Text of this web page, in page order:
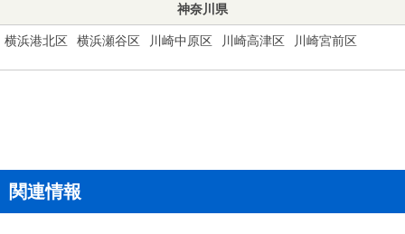
神奈川県
横浜港北区 横浜瀬谷区 川崎中原区 川崎高津区 川崎宮前区
関連情報